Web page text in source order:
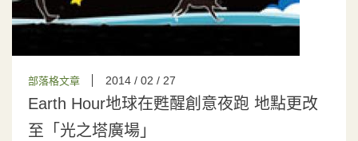
部落格文章 2014 / 02 / 27
Earth Hour地球在甦醒創意夜跑 地點更改
至「光之塔廣場」